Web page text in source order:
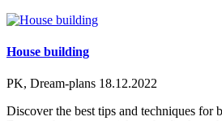
House building
PK, Dream-plans 18.12.2022
Discover the best tips and techniques for